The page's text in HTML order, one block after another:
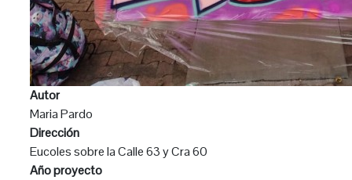
Autor
Maria Pardo
Dirección
Eucoles sobre la Calle 63 y Cra 60
Año proyecto